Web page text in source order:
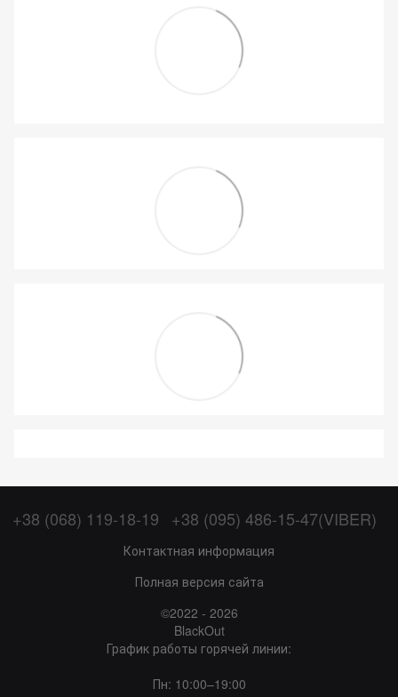
+38 (068) 119-18-19 +38 (095) 486-15-47(VIBER)
Контактная информация
Полная версия сайта
©2022 - 2026
BlackOut
График работы горячей линии:
Пн: 10:00–19:00